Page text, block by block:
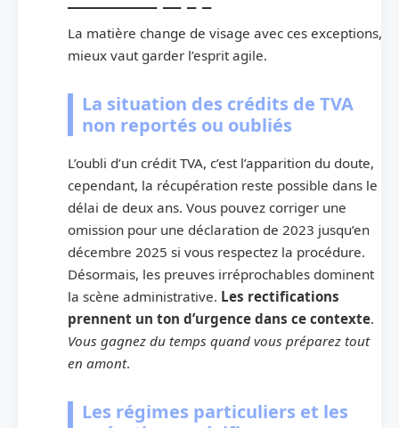
La matière change de visage avec ces exceptions,
mieux vaut garder l’esprit agile.
La situation des crédits de TVA
non reportés ou oubliés
L’oubli d’un crédit TVA, c’est l’apparition du doute,
cependant, la récupération reste possible dans le
délai de deux ans. Vous pouvez corriger une
omission pour une déclaration de 2023 jusqu’en
décembre 2025 si vous respectez la procédure.
Désormais, les preuves irréprochables dominent
la scène administrative. Les rectifications
prennent un ton d’urgence dans ce contexte.
Vous gagnez du temps quand vous préparez tout
en amont.
Les régimes particuliers et les